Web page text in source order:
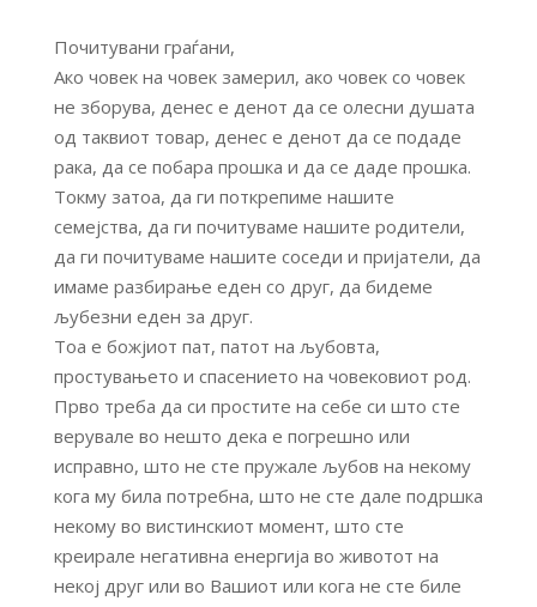
Почитувани граѓани,
Ако човек на човек замерил, ако човек со човек
не зборува, денес е денот да се олесни душата
од таквиот товар, денес е денот да се подаде
рака, да се побара прошка и да се даде прошка.
Токму затоа, да ги поткрепиме нашите
семејства, да ги почитуваме нашите родители,
да ги почитуваме нашите соседи и пријатели, да
имаме разбирање еден со друг, да бидеме
љубезни еден за друг.
Тоа е божјиот пат, патот на љубовта,
простувањето и спасението на човековиот род.
Прво треба да си простите на себе си што сте
верувале во нешто дека е погрешно или
исправно, што не сте пружале љубов на некому
кога му била потребна, што не сте дале подршка
некому во вистинскиот момент, што сте
креирале негативна енергија во животот на
некој друг или во Вашиот или кога не сте биле